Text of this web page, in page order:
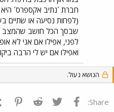
לוחות הזמנים. ולמרות כל
אוטובוס של נתיב אקספרס
הם מצליחים להשאר בעסקים,
מחירים
זה קשור לעובדה שבחלון
ארוכים כרזה בזו הלשון:
חברת ´נתיב אקספרס´
(לפחות נסיעה או שתיים
שבסך הכל חושב שהמצב
לפני, אפילו אם אני לא
ואפילו אם יש לי הרבה
הנושא נעול.
Share: פייסבוק Twitter
Reddit